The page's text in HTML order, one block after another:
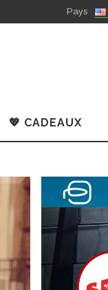
Pays
💖 CADEAUX